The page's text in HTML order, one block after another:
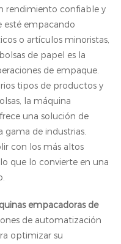
rendimiento confiable y
esté empacando
o artículos minoristas,
de papel es la
de empaque.
tipos de productos y
la máquina
una solución de
de industrias.
con los más altos
que lo convierte en una
empacadoras de
de automatización
optimizar su